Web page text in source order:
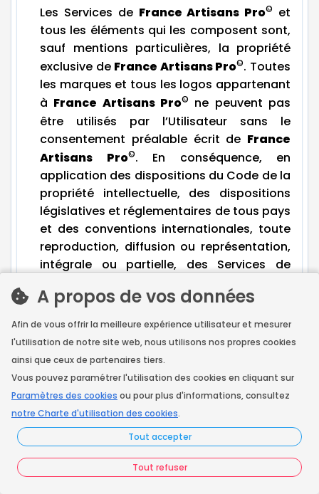
A propos de vos données
Afin de vous offrir la meilleure expérience utilisateur et mesurer
l'utilisation de notre site web, nous utilisons nos propres cookies
ainsi que ceux de partenaires tiers.
Vous pouvez paramétrer l'utilisation des cookies en cliquant sur
Paramètres des cookies ou pour plus d'informations, consultez
notre Charte d'utilisation des cookies.
Tout accepter
Tout refuser
Les Services de France Artisans Pro© et
tous les éléments qui les composent sont,
sauf mentions particulières, la propriété
exclusive de France Artisans Pro©. Toutes
les marques et tous les logos appartenant
à France Artisans Pro© ne peuvent pas
être utilisés par l’Utilisateur sans le
consentement préalable écrit de France
Artisans Pro©. En conséquence, en
application des dispositions du Code de la
propriété intellectuelle, des dispositions
législatives et réglementaires de tous pays
et des conventions internationales, toute
reproduction, diffusion ou représentation,
intégrale ou partielle, des Services de
élément qui les compose est interdite de
même que leur altération. A ce titre, il est
notamment interdit à l’Utilisateur
d’adapter, arranger, modifier, corriger,
associer, traduire en toutes langues ou
tous langages, mettre sur le marché à titre
gratuit ou onéreux, commercialiser, tout
ou partie des Services fournis parFrance
Artisans Pro©ou d’un quelconque
élément qui les compose, quel qu’en soient
le moyen et le support. Aucune stipulation